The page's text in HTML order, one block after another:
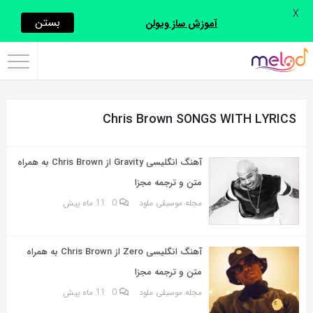
اشتراک
با
از
زیر
می‌توانید
این
صفحه
خود
Chris Brown SONGS WITH LYRICS
آهنگ انگلیسی Gravity از Chris Brown به همراه
متن و ترجمه مجزا
مجله موسیقی ملود 0 11 ماه پیش
آهنگ انگلیسی Zero از Chris Brown به همراه
متن و ترجمه مجزا
مجله موسیقی ملود 0 11 ماه پیش
آموزش ساز ویولن بستن X